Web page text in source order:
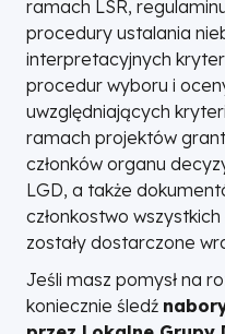
ramach LSR,
procedury ustalania
interpretacyjnych
procedur wyboru i
uwzględniających
ramach projektów
członków organu
LGD, a także
członkostwo
zostały dostarczone
Jeśli masz pomysł na
koniecznie śledź